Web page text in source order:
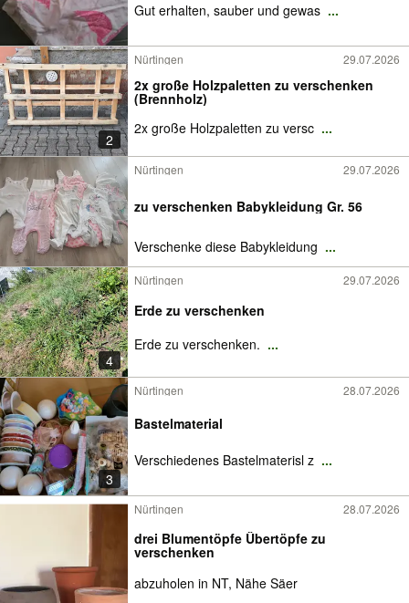
Gut erhalten, sauber und gewas ...
2
Nürtingen 29.07.2026
2x große Holzpaletten zu verschenken
(Brennholz)
2x große Holzpaletten zu versc ...
Nürtingen 29.07.2026
zu verschenken Babykleidung Gr. 56
Verschenke diese Babykleidung ...
4
Nürtingen 29.07.2026
Erde zu verschenken
Erde zu verschenken. ...
3
Nürtingen 28.07.2026
Bastelmaterial
Verschiedenes Bastelmaterisl z ...
Nürtingen 28.07.2026
drei Blumentöpfe Übertöpfe zu
verschenken
abzuholen in NT, Nähe Säer